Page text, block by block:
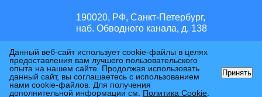
190020, РФ, Санкт-Петербург,
наб. Обводного канала, д. 138
Перепечатка или копирование материалов сайта возможно только с
письменного разрешения правообладателя. Использование сайта
означает согласие сПолитикой обработки персональных данныхи
Политикой использования файлов cookie. © 2026 ООО ТД “БМ-
Развитие”, Все права защищены.
Данный веб-сайт использует cookie-файлы в целях
предоставления вам лучшего пользовательского
опыта на нашем сайте. Продолжая использовать
данный сайт, вы соглашаетесь с использованием
нами cookie-файлов. Для получения
дополнительной информации см. Политика Cookie
Принять